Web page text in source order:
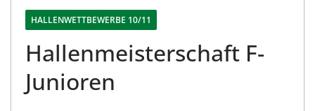
HALLENWETTBEWERBE 10/11
Hallenmeisterschaft F-
Junioren